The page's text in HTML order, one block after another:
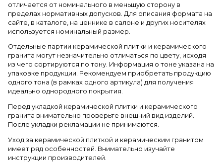
отличается от номинального в меньшую сторону в
пределах нормативных допусков. Для описания формата на
сайте, в каталоге, на ценнике в салоне и других носителях
используется номинальный размер.
Отдельные партии керамической плитки и керамического
гранита могут незначительно отличаться по цвету, исходя
из чего сортируются по тону. Информация о тоне указана на
упаковке продукции. Рекомендуем приобретать продукцию
одного тона (в рамках одного артикула) для получения
идеально однородного покрытия.
Перед укладкой керамической плитки и керамического
гранита внимательно проверьте внешний вид изделий.
После укладки рекламации не принимаются.
Уход за керамической плиткой и керамическим гранитом
имеет ряд особенностей. Внимательно изучайте
инструкции производителей.